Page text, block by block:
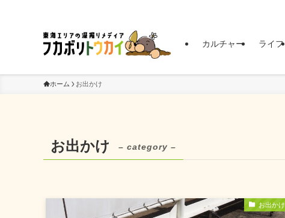
カルチャー ライフ
ホーム お出かけ
お出かけ – category –
お出かけ